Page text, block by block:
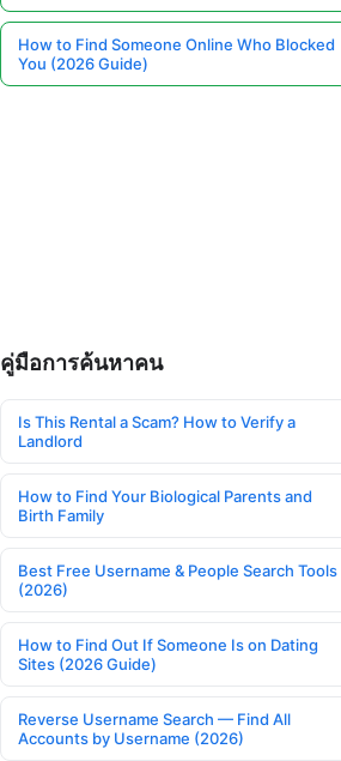
How to Find Someone Online Who Blocked
You (2026 Guide)
คู่มือการค้นหาคน
Is This Rental a Scam? How to Verify a
Landlord
How to Find Your Biological Parents and
Birth Family
Best Free Username & People Search Tools
(2026)
How to Find Out If Someone Is on Dating
Sites (2026 Guide)
Reverse Username Search — Find All
Accounts by Username (2026)